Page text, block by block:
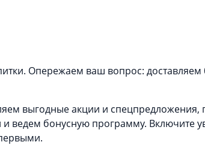
Опережаем ваш вопрос: доставляем
выгодные акции и спецпредложения,
ведем бонусную программу. Включите